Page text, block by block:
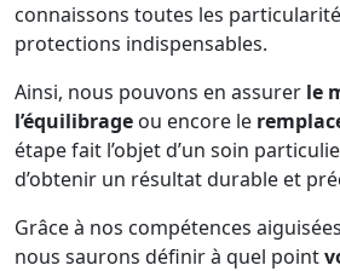
connaissons toutes les
protections indispensables.
Ainsi, nous pouvons en assurer le
l’équilibrage ou encore le
étape fait l’objet d’un soin
d’obtenir un résultat durable et
Grâce à nos compétences
nous saurons définir à quel point